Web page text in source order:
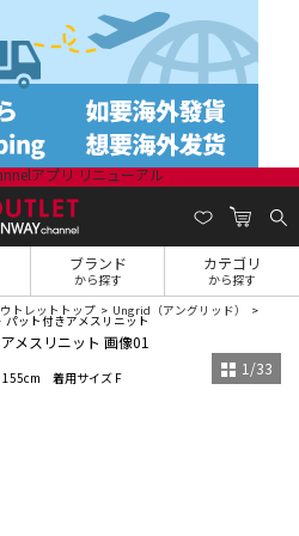
ブランド
から探す
カテゴリ
から探す
トレットトップ Ungrid（アングリッド）
パット付きアメスリニット
155cm 着用サイズ F 1 /33